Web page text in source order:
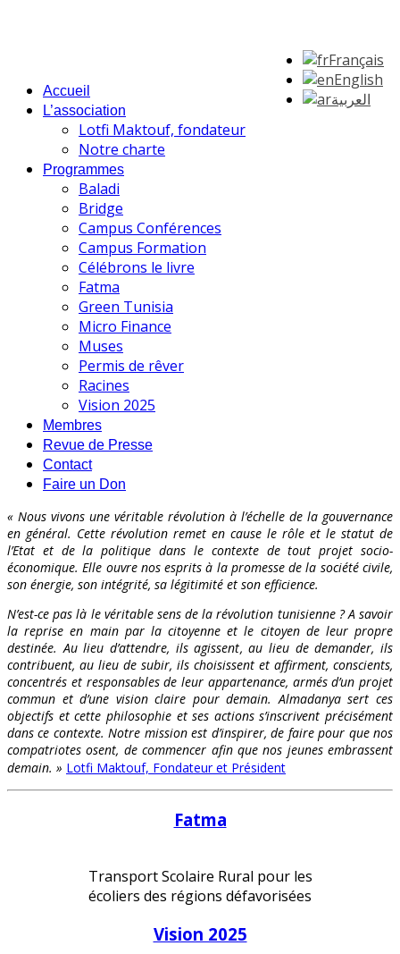
Français
English
العربية
Accueil
L’association
Lotfi Maktouf, fondateur
Notre charte
Programmes
Baladi
Bridge
Campus Conférences
Campus Formation
Célébrons le livre
Fatma
Green Tunisia
Micro Finance
Muses
Permis de rêver
Racines
Vision 2025
Membres
Revue de Presse
Contact
Faire un Don
« Nous vivons une véritable révolution à l’échelle de la gouvernance
en général. Cette révolution remet en cause le rôle et le statut de
l’Etat et de la politique dans le contexte de tout projet socio-
économique. Elle ouvre nos esprits à la promesse de la société civile,
son énergie, son intégrité, sa légitimité et son efficience.
N’est-ce pas là le véritable sens de la révolution tunisienne ? A savoir
la reprise en main par la citoyenne et le citoyen de leur propre
destinée. Au lieu d’attendre, ils agissent, au lieu de demander, ils
contribuent, au lieu de subir, ils choisissent et affirment, conscients,
concentrés et responsables de leur appartenance, armés d’un projet
commun et d’une vision claire pour demain. Almadanya sert ces
objectifs et cette philosophie et ses actions s’inscrivent précisément
dans ce contexte. Notre mission est d’inspirer, de faire pour que nos
compatriotes osent, de commencer afin que nos jeunes embrassent
demain. » Lotfi Maktouf, Fondateur et Président
Fatma
Transport Scolaire Rural pour les
écoliers des régions défavorisées
Vision 2025